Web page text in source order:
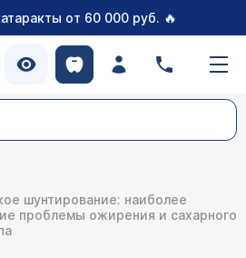
от 60 000 руб. 🔥
шунтирование: наиболее
проблемы ожирения и сахарного